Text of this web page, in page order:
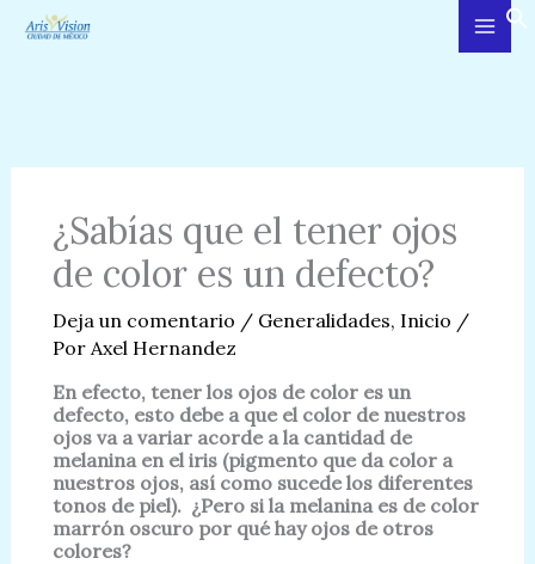
¿Sabías que el tener ojos
de color es un defecto?
Deja un comentario / Generalidades, Inicio /
Por Axel Hernandez
En efecto, tener los ojos de color es un
defecto, esto debe a que el color de nuestros
ojos va a variar acorde a la cantidad de
melanina en el iris (pigmento que da color a
nuestros ojos, así como sucede los diferentes
tonos de piel). ¿Pero si la melanina es de color
marrón oscuro por qué hay ojos de otros
colores?